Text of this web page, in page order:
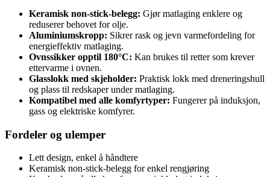
Keramisk non-stick-belegg: Gjør matlaging enklere og
reduserer behovet for olje.
Aluminiumskropp: Sikrer rask og jevn varmefordeling for
energieffektiv matlaging.
Ovnssikker opptil 180°C: Kan brukes til retter som krever
ettervarme i ovnen.
Glasslokk med skjeholder: Praktisk lokk med dreneringshull
og plass til redskaper under matlaging.
Kompatibel med alle komfyrtyper: Fungerer på induksjon,
gass og elektriske komfyrer.
Fordeler og ulemper
Lett design, enkel å håndtere
Keramisk non-stick-belegg for enkel rengjøring